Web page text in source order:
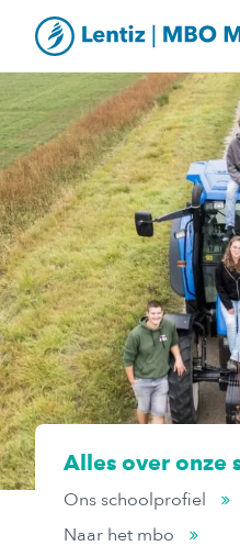
Alles over onze
Ons schoolprofiel
Naar het mbo